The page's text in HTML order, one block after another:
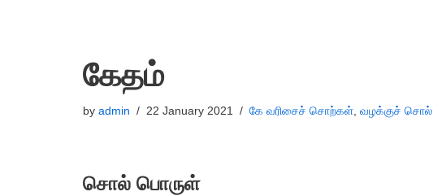
கேதம்
by admin 22 January 2021 கே வரிசைச் சொற்கள் வழக்குச் சொல்
சொல் பொருள்